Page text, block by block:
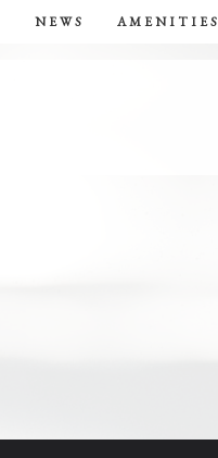
NEWS AMENITIES